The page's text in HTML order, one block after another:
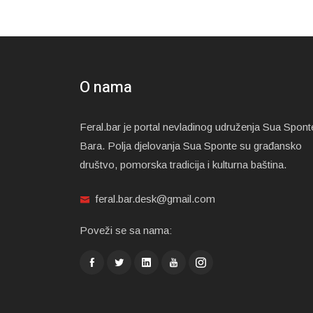
O nama
Feral.bar je portal nevladinog udruženja Sua
Bara. Polja djelovanja Sua Sponte su građansko
društvo, pomorska tradicija i kulturna baština.
feral.bar.desk@gmail.com
Poveži se sa nama: